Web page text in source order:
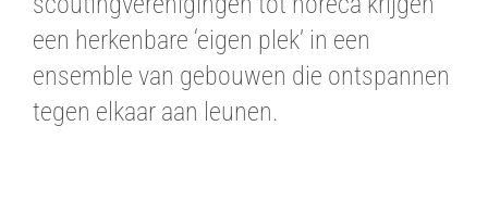
een herkenbare ‘eigen plek’ in een
ensemble van gebouwen die ontspannen
tegen elkaar aan leunen.